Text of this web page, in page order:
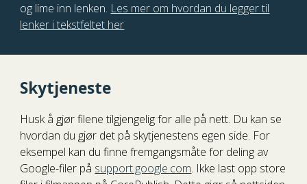
og lime inn lenken. Les mer om hvordan du legger til
lenker i tekstfeltet her
Skytjeneste
Husk å gjør filene tilgjengelig for alle på nett. Du kan se
hvordan du gjør det på skytjenestens egen side. For
eksempel kan du finne fremgangsmåte for deling av
Google-filer på support.google.com. Ikke last opp store